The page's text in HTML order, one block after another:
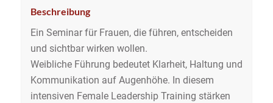
Beschreibung
Ein Seminar für Frauen, die führen, entscheiden
und sichtbar wirken wollen.
Weibliche Führung bedeutet Klarheit, Haltung und
Kommunikation auf Augenhöhe. In diesem
intensiven Female Leadership Training stärken